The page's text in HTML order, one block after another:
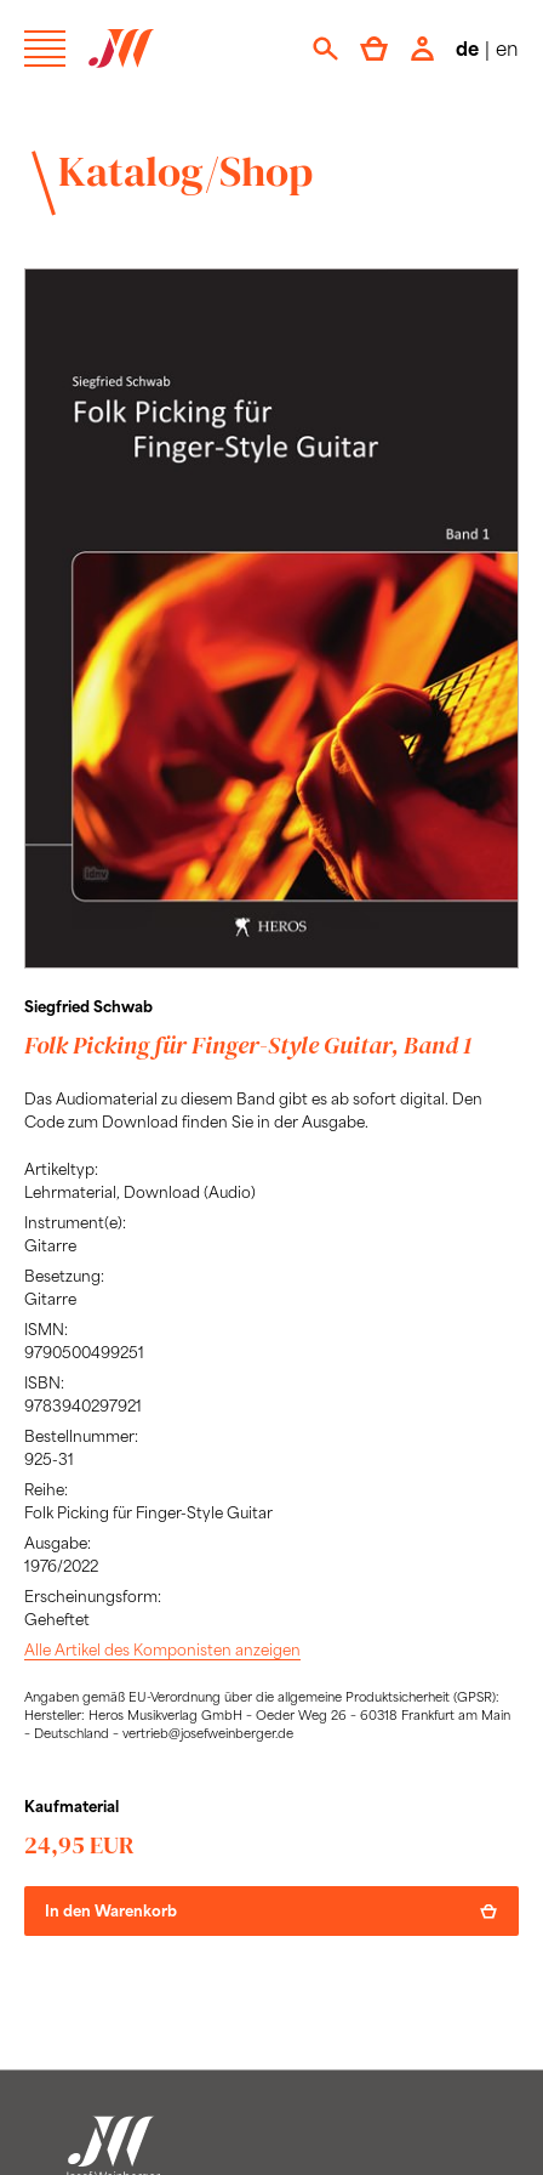
de | en
Katalog/Shop
Siegfried Schwab
Folk Picking für Finger-Style Guitar, Band 1
Das Audiomaterial zu diesem Band gibt es ab sofort digital. Den
Code zum Download finden Sie in der Ausgabe.
Artikeltyp:
Lehrmaterial, Download (Audio)
Instrument(e):
Gitarre
Besetzung:
Gitarre
ISMN:
9790500499251
ISBN:
9783940297921
Bestellnummer:
925-31
Reihe:
Folk Picking für Finger-Style Guitar
Ausgabe:
1976/2022
Erscheinungsform:
Geheftet
Alle Artikel des Komponisten anzeigen
Angaben gemäß EU-Verordnung über die allgemeine Produktsicherheit (GPSR):
Hersteller: Heros Musikverlag GmbH – Oeder Weg 26 – 60318 Frankfurt am Main
– Deutschland – vertrieb@josefweinberger.de
Kaufmaterial
24,95 EUR
In den Warenkorb